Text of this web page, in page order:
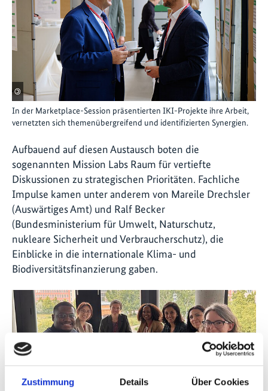
Zustimmung Details Über Cookies
©
In der Marketplace-Session präsentierten IKI-Projekte ihre Arbeit,
vernetzten sich themenübergreifend und identifizierten Synergien.
Aufbauend auf diesen Austausch boten die
sogenannten Mission Labs Raum für vertiefte
Diskussionen zu strategischen Prioritäten. Fachliche
Impulse kamen unter anderem von Mareile Drechsler
(Auswärtiges Amt) und Ralf Becker
(Bundesministerium für Umwelt, Naturschutz,
nukleare Sicherheit und Verbraucherschutz), die
Einblicke in die internationale Klima- und
Biodiversitätsfinanzierung gaben.